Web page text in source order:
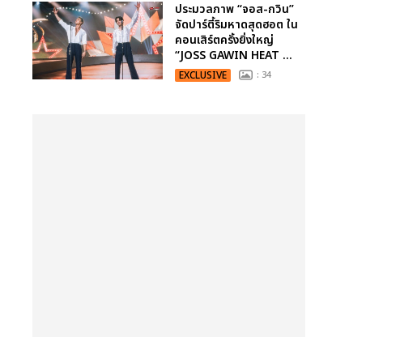
ประมวลภาพ “จอส-กวิน”
จัดปาร์ตี้ริมหาดสุดฮอต ใน
คอนเสิร์ตครั้งยิ่งใหญ่
“JOSS GAWIN HEAT ...
EXCLUSIVE : 34